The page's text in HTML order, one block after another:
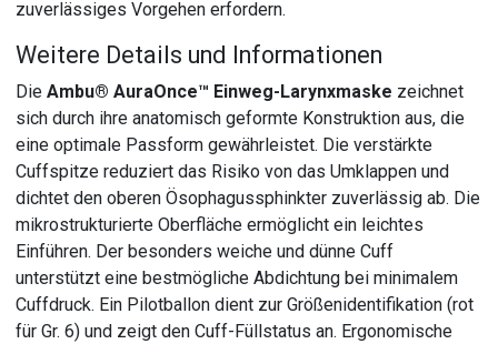
zuverlässiges Vorgehen erfordern.
Weitere Details und Informationen
DieAmbu® AuraOnce™ Einweg-Larynxmaske zeichnet
sich durch ihre anatomisch geformte Konstruktion aus, die
eine optimale Passform gewährleistet. Die verstärkte
Cuffspitze reduziert das Risiko von das Umklappen und
dichtet den oberen Ösophagussphinkter zuverlässig ab. Die
mikrostrukturierte Oberfläche ermöglicht ein leichtes
Einführen. Der besonders weiche und dünne Cuff
unterstützt eine bestmögliche Abdichtung bei minimalem
Cuffdruck. Ein Pilotballon dient zur Größenidentifikation (rot
für Gr. 6) und zeigt den Cuff-Füllstatus an. Ergonomische